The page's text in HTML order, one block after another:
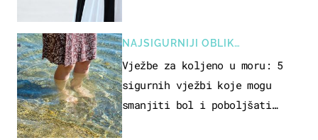
NAJSIGURNIJI OBLIK
REKREACIJE
Vježbe za koljeno u moru: 5
sigurnih vježbi koje mogu
smanjiti bol i poboljšati